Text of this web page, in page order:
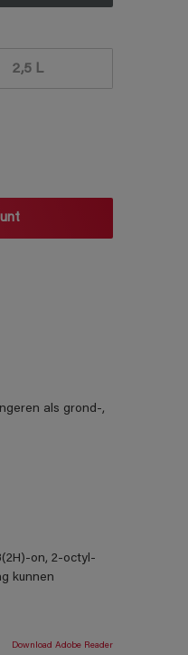
2,5 L
als grond-,
on, 2-octyl-
kunnen
Download Adobe Reader